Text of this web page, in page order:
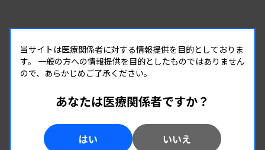
RANKING
人気の記事
当サイトは医療関係者に対する情報提供を目的としておりま
す。 一般の方への情報提供を目的としたものではありません
ので、あらかじめご了承ください。
あなたは医療関係者ですか？
はい いいえ